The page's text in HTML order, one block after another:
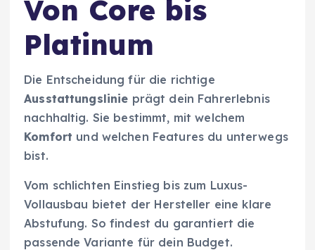
Von Core bis
Platinum
Die Entscheidung für die richtige
Ausstattungslinie prägt dein Fahrerlebnis
nachhaltig. Sie bestimmt, mit welchem
Komfort und welchen Features du unterwegs
bist.
Vom schlichten Einstieg bis zum Luxus-
Vollausbau bietet der Hersteller eine klare
Abstufung. So findest du garantiert die
passende Variante für dein Budget.